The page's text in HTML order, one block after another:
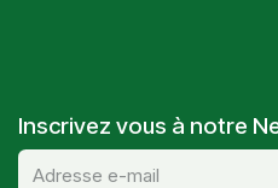
Inscrivez vous à notre